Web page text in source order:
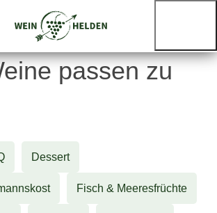
passen zu
Dessert
Fisch & Meeresfrüchte